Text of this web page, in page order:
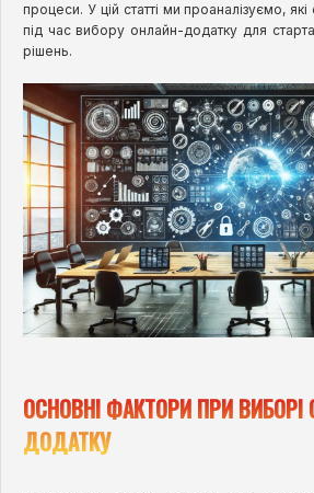
процеси. У цій статті ми проаналізуємо,
під час вибору онлайн-додатку для
рішень.
ОСНОВНІ ФАКТОРИ ПРИ
ДОДАТКУ